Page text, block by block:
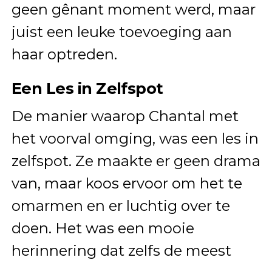
geen gênant moment werd, maar
juist een leuke toevoeging aan
haar optreden.
Een Les in Zelfspot
De manier waarop Chantal met
het voorval omging, was een les in
zelfspot. Ze maakte er geen drama
van, maar koos ervoor om het te
omarmen en er luchtig over te
doen. Het was een mooie
herinnering dat zelfs de meest